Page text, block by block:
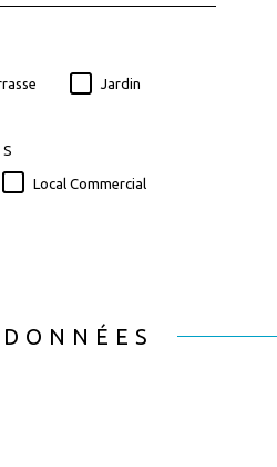
Jardin
Local Commercial